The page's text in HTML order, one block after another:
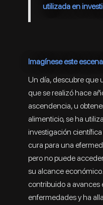
utilizada en
Imagínese este
Un día, descubre que
que se realizó hace
ascendencia, u
alimenticio, se ha
investigación
cura para una
pero no puede
su alcance
contribuido a avances
enfermedades y ha